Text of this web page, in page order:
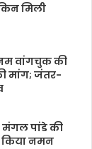
मिली
वांगचुक की
मांग; जंतर-
मंगल पांडे की
किया नमन